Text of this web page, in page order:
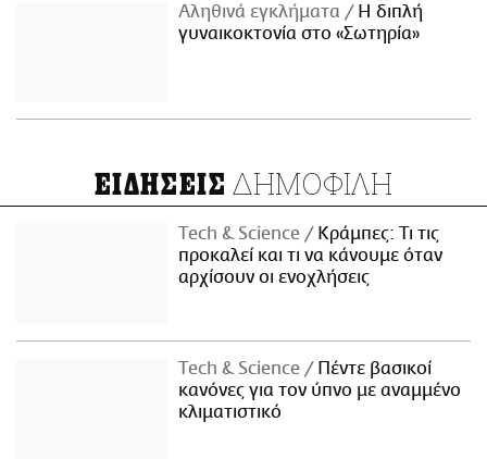
Αληθινά εγκλήματα
Η διπλή
γυναικοκτονία στο «Σωτηρία»
ΕΙΔΗΣΕΙΣ ΔΗΜΟΦΙΛΗ
Τech & Science
Κράμπες: Τι τις
προκαλεί και τι να κάνουμε όταν
αρχίσουν οι ενοχλήσεις
Τech & Science
Πέντε βασικοί
κανόνες για τον ύπνο με αναμμένο
κλιματιστικό